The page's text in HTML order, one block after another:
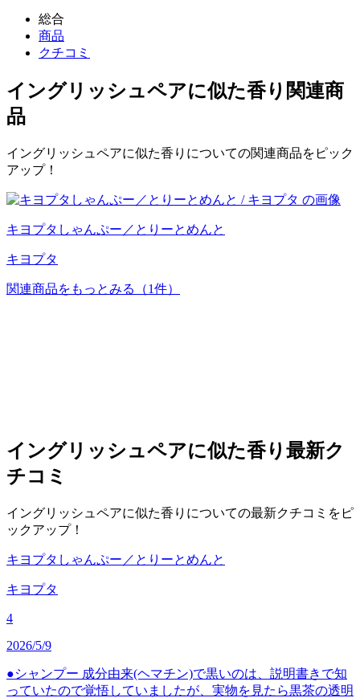
総合
商品
クチコミ
イングリッシュペアに似た香り 関連商
品
イングリッシュペアに似た香りについての関連商品をピック
アップ！
キヨプタしゃんぷー／とりーとめんと
キヨプタ
関連商品をもっとみる （1件）
イングリッシュペアに似た香り 最新ク
チコミ
イングリッシュペアに似た香りについての最新クチコミをピ
ックアップ！
キヨプタしゃんぷー／とりーとめんと
キヨプタ
4
2026/5/9
●シャンプー 成分由来(ヘマチン)で黒いのは、説明書きで知
っていたので覚悟していましたが、実物を見たら黒茶の透明